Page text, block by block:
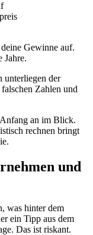
Gewinne auf.
Jahre.
unterliegen der
Zahlen und
an im Blick.
rechnen bringt
und
was hinter dem
ein Tipp aus dem
Das ist riskant.